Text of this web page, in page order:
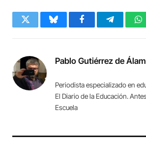
Twitter BlueskyFacebookTelegram
Pablo Gutiérrez de
Periodista especializado en
El Diario de la Educación.
Escuela